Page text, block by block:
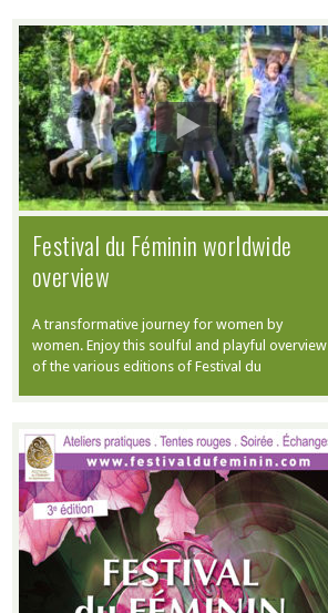
Festival du
feminin Bangkok
– March 3-4
2023
After a three -year -
break, festival du
back on March, 3-4, 2023
anniversary! This […]
Festival du Féminin worldwide
overview
A transformative journey for women by
women. Enjoy this soulful and playful overview
of the various editions of Festival du